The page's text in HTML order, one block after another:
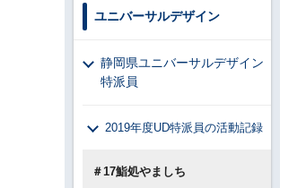
ユニバーサルデザイン
静岡県ユニバーサルデザイン
特派員
2019年度UD特派員の活動記録
＃17鮨処やましち